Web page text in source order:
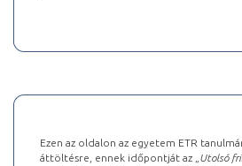
Ezen az oldalon az egyetem ETR
áttöltésre, ennek időpontját az „ Utolsó